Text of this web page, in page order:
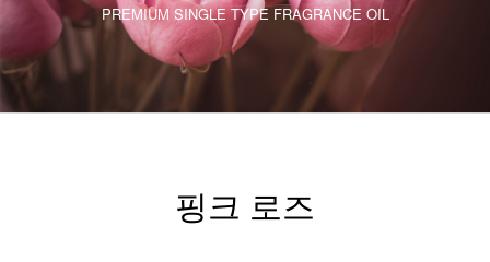
PREMIUM SINGLE TYPE FRAGRANCE OIL
핑크 로즈